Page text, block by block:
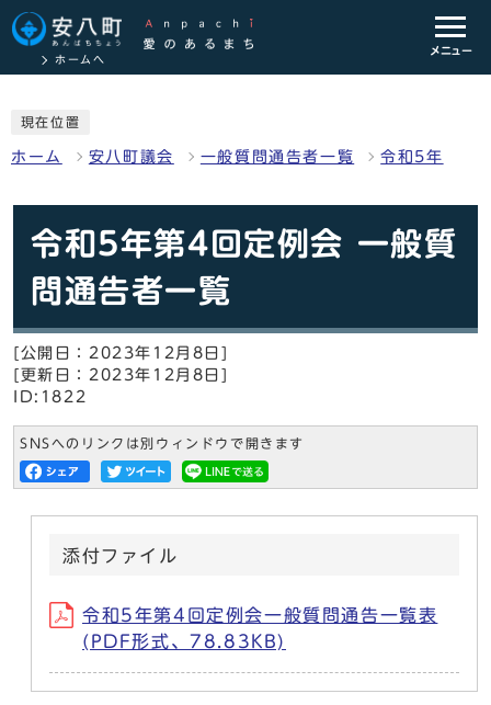
ホームへ
メニュー
現在位置
ホーム 安八町議会 一般質問通告者一覧 令和5年
令和5年第4回定例会 一般質
問通告者一覧
[公開日：2023年12月8日]
[更新日：2023年12月8日]
ID:1822
SNSへのリンクは別ウィンドウで開きます
添付ファイル
令和5年第4回定例会一般質問通告一覧表
(PDF形式、78.83KB)